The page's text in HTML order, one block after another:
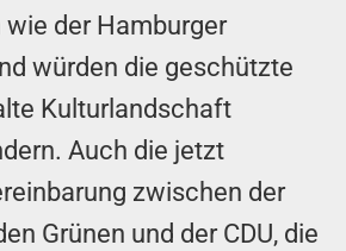
der Hamburger
würden die geschützte
Kulturlandschaft
Auch die jetzt
zwischen der
Grünen und der CDU, die